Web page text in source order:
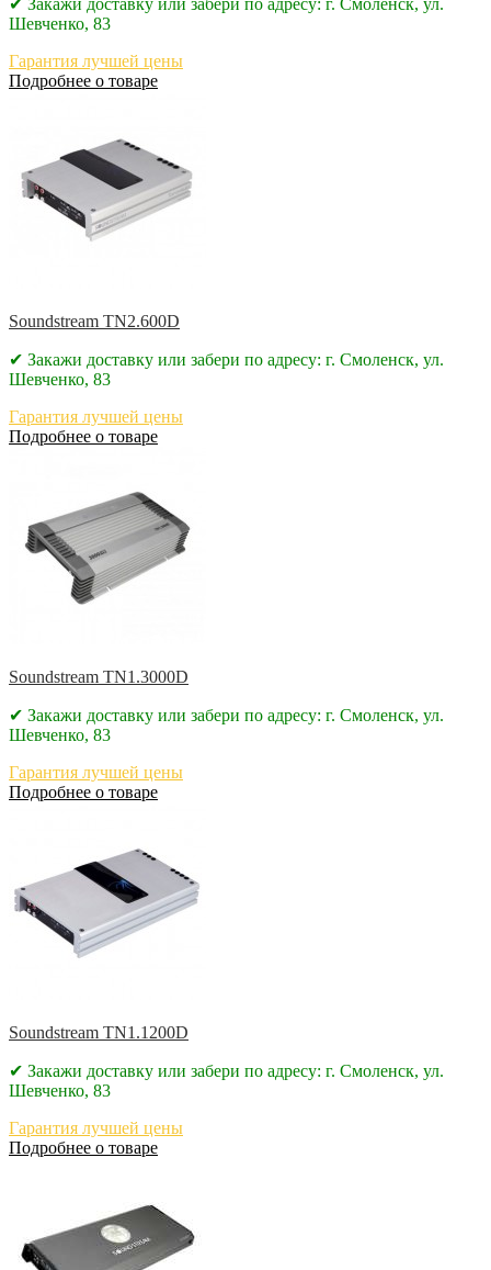
Шевченко, 83
Гарантия лучшей цены
Подробнее о товаре
Soundstream TN2.600D
✔ Закажи доставку или забери по адресу: г. Смоленск, ул.
Шевченко, 83
Гарантия лучшей цены
Подробнее о товаре
Soundstream TN1.3000D
✔ Закажи доставку или забери по адресу: г. Смоленск, ул.
Шевченко, 83
Гарантия лучшей цены
Подробнее о товаре
Soundstream TN1.1200D
✔ Закажи доставку или забери по адресу: г. Смоленск, ул.
Шевченко, 83
Гарантия лучшей цены
Подробнее о товаре